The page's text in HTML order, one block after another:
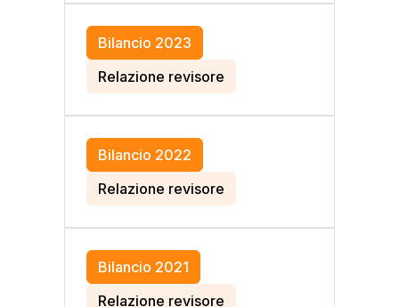
Bilancio 2023
Relazione revisore
Bilancio 2022
Relazione revisore
Bilancio 2021
Relazione revisore